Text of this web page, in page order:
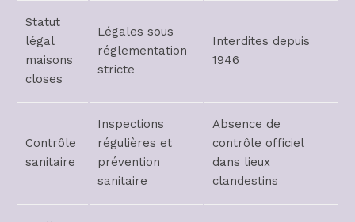
Statut
légal
maisons
closes
Légales sous
réglementation
stricte
Interdites depuis
1946
Contrôle
sanitaire
Inspections
régulières et
prévention
sanitaire
Absence de
contrôle officiel
dans lieux
clandestins